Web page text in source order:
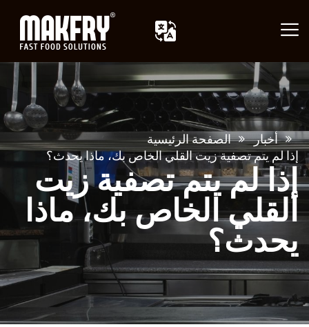
الصفحة الرئيسية
أخبار
إذا لم يتم تصفية زيت القلي الخاص بك، ماذا يحدث؟
إذا لم يتم تصفية زيت
القلي الخاص بك، ماذا
يحدث؟